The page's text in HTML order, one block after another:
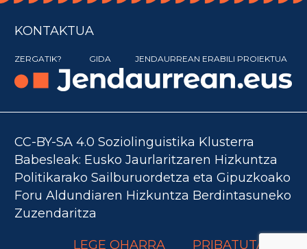
KONTAKTUA
ZERGATIK? GIDA JENDAURREAN ERABILI PROIEKTUA
CC-BY-SA 4.0 Soziolinguistika Klusterra
Babesleak: Eusko Jaurlaritzaren Hizkuntza
Politikarako Sailburuordetza eta Gipuzkoako
Foru Aldundiaren Hizkuntza Berdintasuneko
Zuzendaritza
LEGE OHARRA PRIBATUTASUN